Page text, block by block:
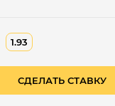
1.93
СДЕЛАТЬ СТАВКУ